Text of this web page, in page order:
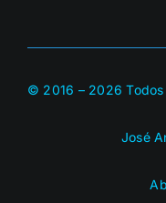
© 2016 – 2026
José